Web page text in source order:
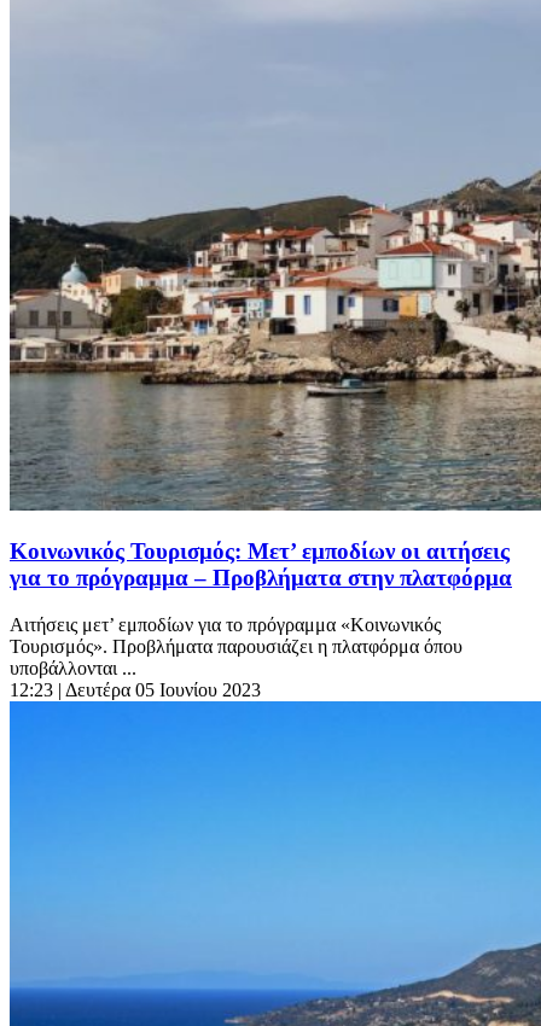
Κοινωνικός Τουρισμός: Μετ’ εμποδίων οι αιτήσεις
για το πρόγραμμα – Προβλήματα στην πλατφόρμα
Αιτήσεις μετ’ εμποδίων για το πρόγραμμα «Κοινωνικός
Τουρισμός». Προβλήματα παρουσιάζει η πλατφόρμα όπου
υποβάλλονται ...
12:23 | Δευτέρα 05 Ιουνίου 2023